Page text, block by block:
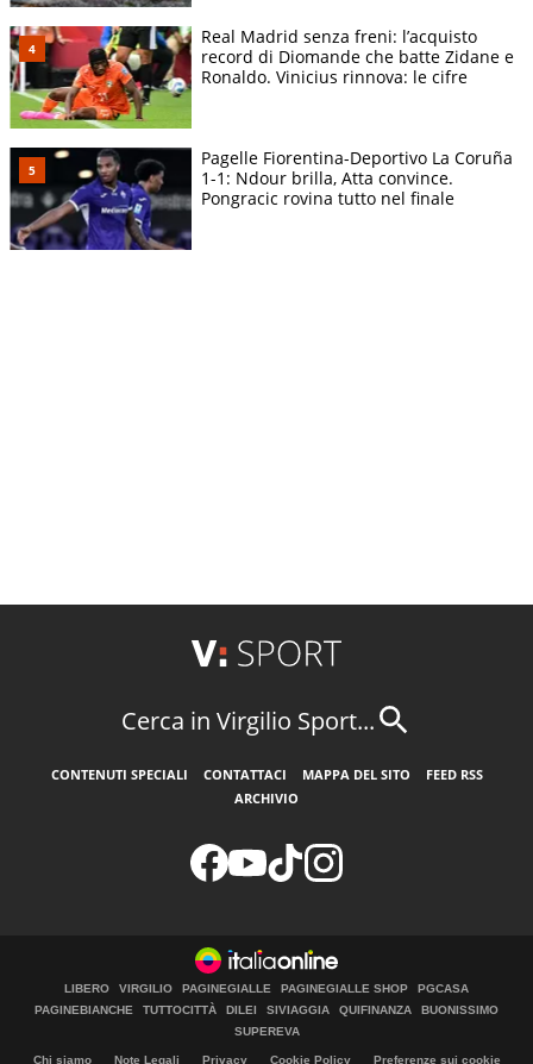
Real Madrid senza freni: l’acquisto
record di Diomande che batte Zidane e
Ronaldo. Vinicius rinnova: le cifre
Pagelle Fiorentina-Deportivo La Coruña
1-1: Ndour brilla, Atta convince.
Pongracic rovina tutto nel finale
Cerca in Virgilio Sport...
CONTENUTI SPECIALI CONTATTACI MAPPA DEL SITO
FEED RSS
ARCHIVIO
LIBERO VIRGILIO PAGINEGIALLE PAGINEGIALLE SHOP
PGCASA
PAGINEBIANCHE
TUTTOCITTÀ DILEI SIVIAGGIA QUIFINANZA
BUONISSIMO
SUPEREVA
Chi siamo Note Legali Privacy Cookie Policy Preferenze sui cookie